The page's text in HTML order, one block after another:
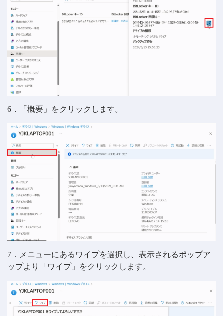
6．「概要」をクリックします。
7．メニューにあるワイプを選択し、表示されるポップア
ップより「ワイプ」をクリックします。